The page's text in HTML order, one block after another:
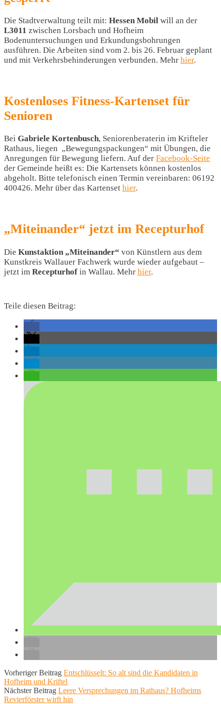
Die Stadtverwaltung teilt mit: Hessen Mobil will an der
L3011 zwischen Lorsbach und Hofheim
Bodenuntersuchungen und Erkundungsbohrungen
ausführen. Die Arbeiten sind vom 2. bis 26. Februar geplant
und mit Verkehrsbehinderungen verbunden. Mehr hier.
Kostenloses Fitness-Kartenset für
Senioren
Bei Gabriele Kortenbusch, Seniorenberaterin im Krifteler
Rathaus, liegen „Bewegungspackungen“ mit Übungen, die
Anregungen für Bewegung liefern. Auf der Facebook-Seite
der Gemeinde heißt es: Die Kartensets können kostenlos
abgeholt. Bitte telefonisch einen Termin vereinbaren: 06192
400426. Mehr über das Kartenset hier.
„Miteinander“ jetzt im Recepturhof
Die Kunstaktion „Miteinander“ von Künstlern aus dem
Kunstkreis Wallauer Fachwerk wurde wieder aufgebaut –
jetzt im Recepturhof in Wallau. Mehr hier.
Teile diesen Beitrag:
Vorheriger Beitrag Entschlüsselt: So alt sind die Kandidaten in
Hofheim und Kriftel
Nächster Beitrag Leere Versprechungen im Rathaus? Hofheims
Revierförster wirft hin